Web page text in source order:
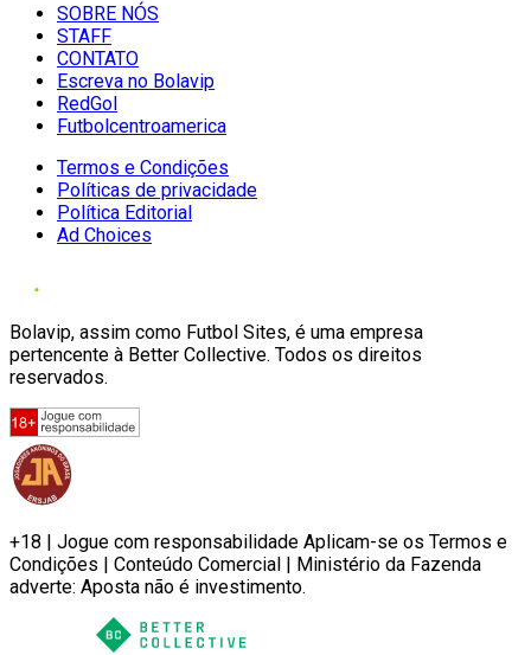
SOBRE NÓS
STAFF
CONTATO
Escreva no Bolavip
RedGol
Futbolcentroamerica
Termos e Condições
Políticas de privacidade
Política Editorial
Ad Choices
Bolavip, assim como Futbol Sites, é uma empresa
pertencente à Better Collective. Todos os direitos
reservados.
+18 | Jogue com responsabilidade Aplicam-se os Termos e
Condições | Conteúdo Comercial | Ministério da Fazenda
adverte: Aposta não é investimento.